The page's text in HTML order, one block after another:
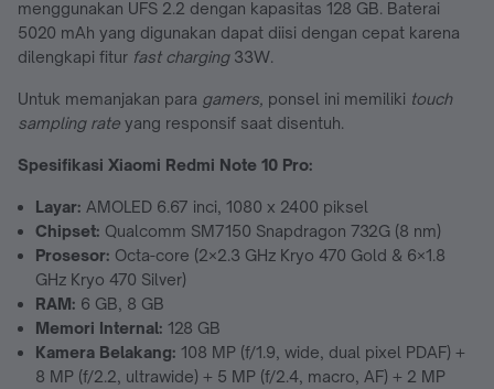
menggunakan UFS 2.2 dengan kapasitas 128 GB. Baterai
5020 mAh yang digunakan dapat diisi dengan cepat karena
dilengkapi fitur fast charging 33W.
Untuk memanjakan para gamers, ponsel ini memiliki touch
sampling rate yang responsif saat disentuh.
Spesifikasi Xiaomi Redmi Note 10 Pro:
Layar: AMOLED 6.67 inci, 1080 x 2400 piksel
Chipset: Qualcomm SM7150 Snapdragon 732G (8 nm)
Prosesor: Octa-core (2×2.3 GHz Kryo 470 Gold & 6×1.8
GHz Kryo 470 Silver)
RAM: 6 GB, 8 GB
Memori Internal: 128 GB
Kamera Belakang: 108 MP (f/1.9, wide, dual pixel PDAF) +
8 MP (f/2.2, ultrawide) + 5 MP (f/2.4, macro, AF) + 2 MP